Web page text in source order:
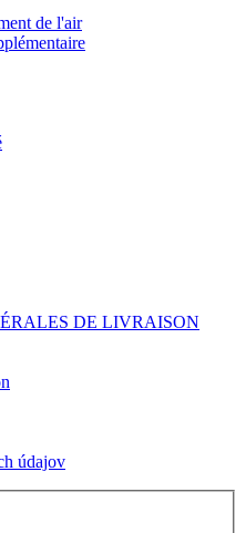
de l'air
DE LIVRAISON
údajov